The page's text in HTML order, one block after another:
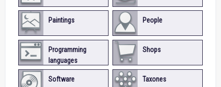
Paintings People
Programming
languages
Shops
Software Taxones